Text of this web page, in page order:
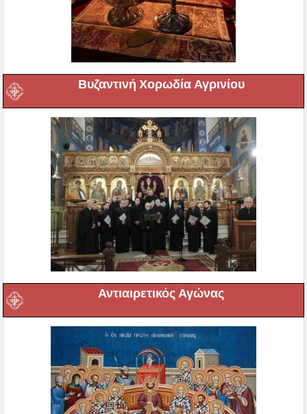
Βυζαντινή Χορωδία Αγρινίου
Αντιαιρετικός Αγώνας